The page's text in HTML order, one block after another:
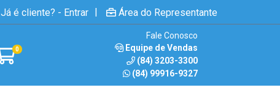
Já é cliente? - Entrar | Área do Representante
0
Fale Conosco
Equipe de Vendas
(84) 3203-3300
(84) 99916-9327